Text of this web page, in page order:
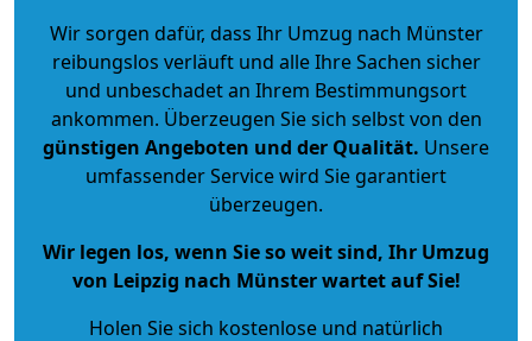
Wir sorgen dafür, dass Ihr Umzug nach Münster
reibungslos verläuft und alle Ihre Sachen sicher
und unbeschadet an Ihrem Bestimmungsort
ankommen. Überzeugen Sie sich selbst von den
günstigen Angeboten und der Qualität. Unsere
umfassender Service wird Sie garantiert
überzeugen.
Wir legen los, wenn Sie so weit sind, Ihr Umzug
von Leipzig nach Münster wartet auf Sie!
Holen Sie sich kostenlose und natürlich